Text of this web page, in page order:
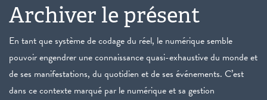
Archiver le présent
En tant que système de codage du réel, le numérique semble
pouvoir engendrer une connaissance quasi-exhaustive du monde et
de ses manifestations, du quotidien et de ses événements. C’est
dans ce contexte marqué par le numérique et sa gestion